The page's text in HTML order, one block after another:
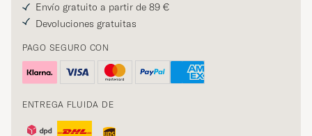
Envío gratuito a partir de 89 €
Devoluciones gratuitas
PAGO SEGURO CON
ENTREGA FLUIDA DE